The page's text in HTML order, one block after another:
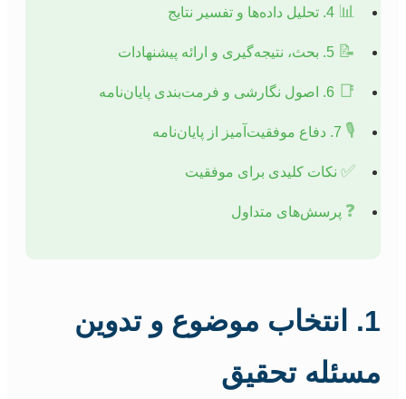
📊
📝
📑
🎙️
✅ نکات کلیدی برای موفقیت
❓ پرسش‌های متداول
1. انتخاب موضوع و تدوین
مسئله تحقیق